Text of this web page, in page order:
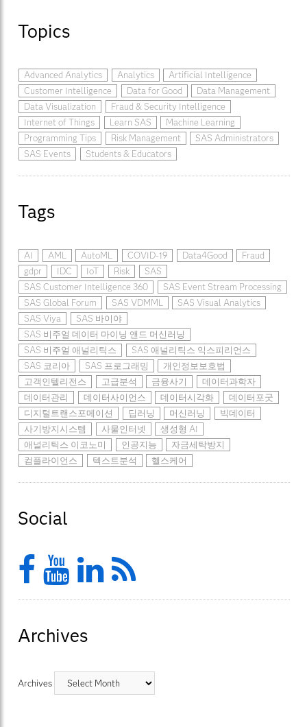
Topics
Advanced Analytics Analytics
Artificial Intelligence
Customer Intelligence
Data for Good
Data Management
Data Visualization
Fraud & Security Intelligence
Internet of Things
Learn SAS
Machine Learning
Programming Tips
Risk Management
SAS Administrators
SAS Events
Students & Educators
Tags
AI AML AutoML COVID-19 Data4Good
Fraud
gdpr
IDC IoT Risk
SAS
SAS Customer Intelligence 360
SAS Event Stream Processing
SAS Global Forum
SAS VDMML
SAS Visual Analytics
SAS Viya
SAS 바이야
SAS 비주얼 데이터 마이닝 앤드 머신러닝
SAS 비주얼 애널리틱스
SAS 애널리틱스 익스피리언스
SAS 코리아
SAS 프로그래밍
개인정보보호법
고객인텔리전스
고급분석 금융사기
데이터과학자
데이터관리
데이터사이언스 데이터시각화
데이터포굿
디지털트랜스포메이션
딥러닝 머신러닝
빅데이터
사기방지시스템
사물인터넷
생성형 AI
애널리틱스 이코노미
인공지능
자금세탁방지
컴플라이언스
텍스트분석 헬스케어
Social
Facebook
YouTube
LinkedIn
Feed
Archives
Archives